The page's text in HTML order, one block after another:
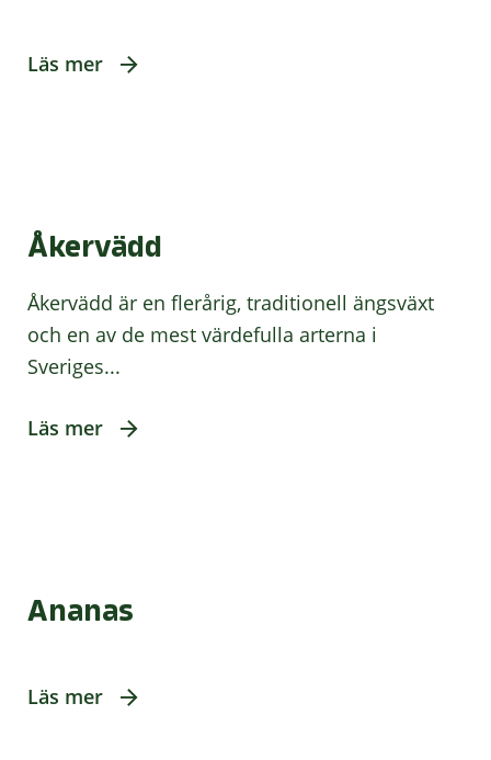
Läs mer
Åkervädd
Åkervädd är en flerårig, traditionell ängsväxt
och en av de mest värdefulla arterna i
Sveriges...
Läs mer
Ananas
Läs mer